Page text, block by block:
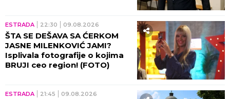
ESTRADA 22:30 09.08.2026
ŠTA SE DEŠAVA SA ĆERKOM
JASNE MILENKOVIĆ JAMI?
Isplivala fotografije o kojima
BRUJI ceo region! (FOTO)
ESTRADA 21:45 09.08.2026